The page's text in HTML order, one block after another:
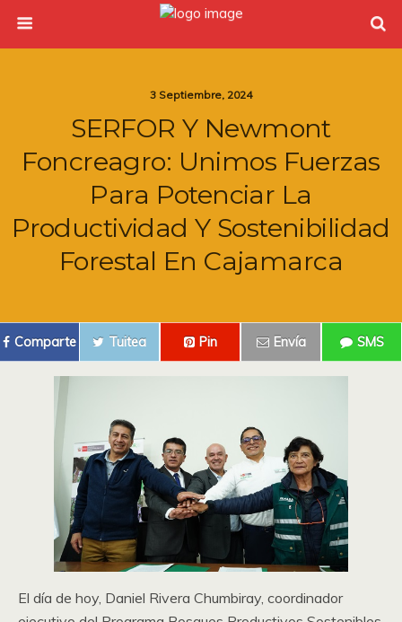
3 Septiembre, 2024
SERFOR Y Newmont
Foncreagro: Unimos Fuerzas
Para Potenciar La
Productividad Y Sostenibilidad
Forestal En Cajamarca
Comparte Tuitea Pin Envía SMS
El día de hoy, Daniel Rivera Chumbiray, coordinador